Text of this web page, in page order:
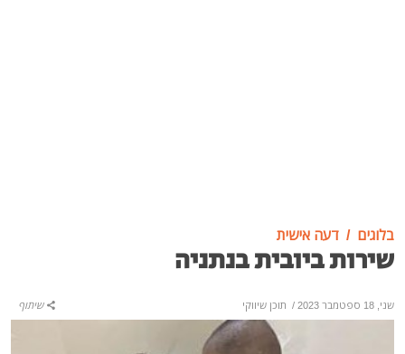
בלוגים דעה אישית
שירות ביובית בנתניה
שני, 18 ספטמבר 2023 / תוכן שיווקי שיתוף